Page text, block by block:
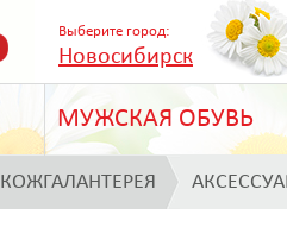
Выберите город:
Новосибирск
МУЖСКАЯ ОБУВЬ
КОЖГАЛАНТЕРЕЯ